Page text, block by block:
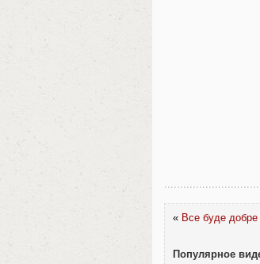
« Все буде
Популярное